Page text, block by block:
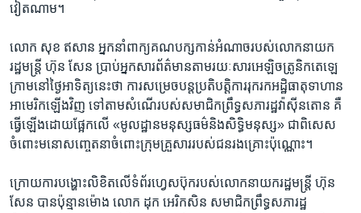
វៀតណាម។
​លោក​ ​សុខ ឥសាន​ ​អ្នកនាំពាក្យ​គណបក្ស​កាន់អំណាច​របស់​លោក​នាយក​
រដ្ឋមន្រ្តី​ ​ហ៊ុន សែន​ ​ប្រាប់​អ្នក​សារ​ព័ត៌មាន​តាមរយៈ​សារ​អេឡិចត្រូនិក​តេឡេ
ក្រាម​នៅ​ថ្ងៃអាទិត្យ​នេះ​ថា​ ​ការសម្រេច​បន្ត​ប្រតិបត្តិការ​រុក​រក​អដ្ឋិធាតុ​ទាហាន​
អាមេរិក​ឡើងវិញ​ ​ទៅ​តាម​សំណើ​របស់​សមាជិក​ព្រឹទ្ធសភា​រដ្ឋ​វ៉ាស៊ីនតោន​ គឺ​
ធ្វើឡើង​ដោយ​ផ្អែកលើ​ ​«មូលដ្ឋាន​មនុស្សធម៌​និង​សិទ្ធិមនុស្ស»​ ​ជាពិសេស​
ចំពោះ​មនោសញ្ចេតនា​ចំពោះ​ក្រុម​គ្រួសារ​របស់​ជនរងគ្រោះ​ប៉ុណ្ណោះ។
​ក្រោយ​ការ​បង្ហោះ​លិខិត​លើ​ទំព័រ​ហ្វេសប៊ុក​របស់​លោក​នាយក​រដ្ឋមន្រ្តី​ ​ហ៊ុន
សែន​ ​បាន​ប៉ុន្មាន​ម៉ោង លោក​ ​ដុក អេរិកសិន​ ​សមាជិកព្រឹទ្ធសភា​រដ្ឋ​